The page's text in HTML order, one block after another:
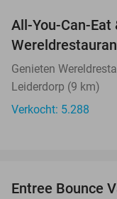
All-You-Can-
Genieten
Leiderdorp (9 km)
Verkocht: 5.288
Entree Bounce